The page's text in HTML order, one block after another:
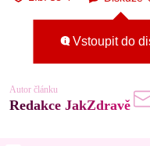
Vstoupit do
Autor článku
Redakce JakZdravě